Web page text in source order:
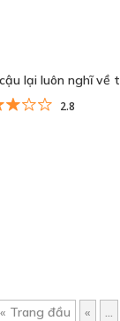
lại luôn nghĩ về
2.8
« Trang đầu « ...